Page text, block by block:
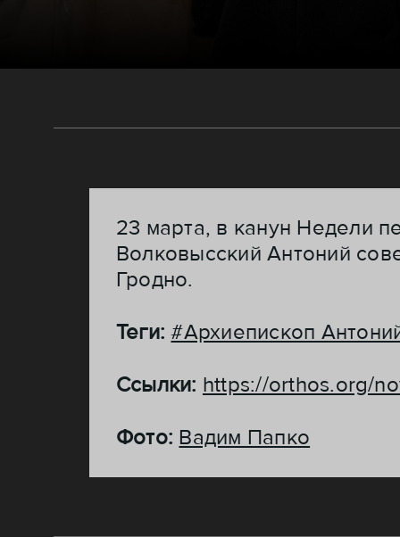
23 марта, в канун Недели
Волковысский Антоний
Гродно.
Теги:#Архиепископ
Ссылки: https://orthos.org/
Фото: Вадим Папко